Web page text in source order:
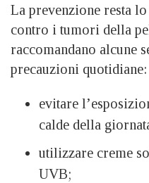
La prevenzione resta
contro i tumori della
raccomandano alcune
precauzioni quotidiane:
evitare
calde della
utilizzare creme
UVB;